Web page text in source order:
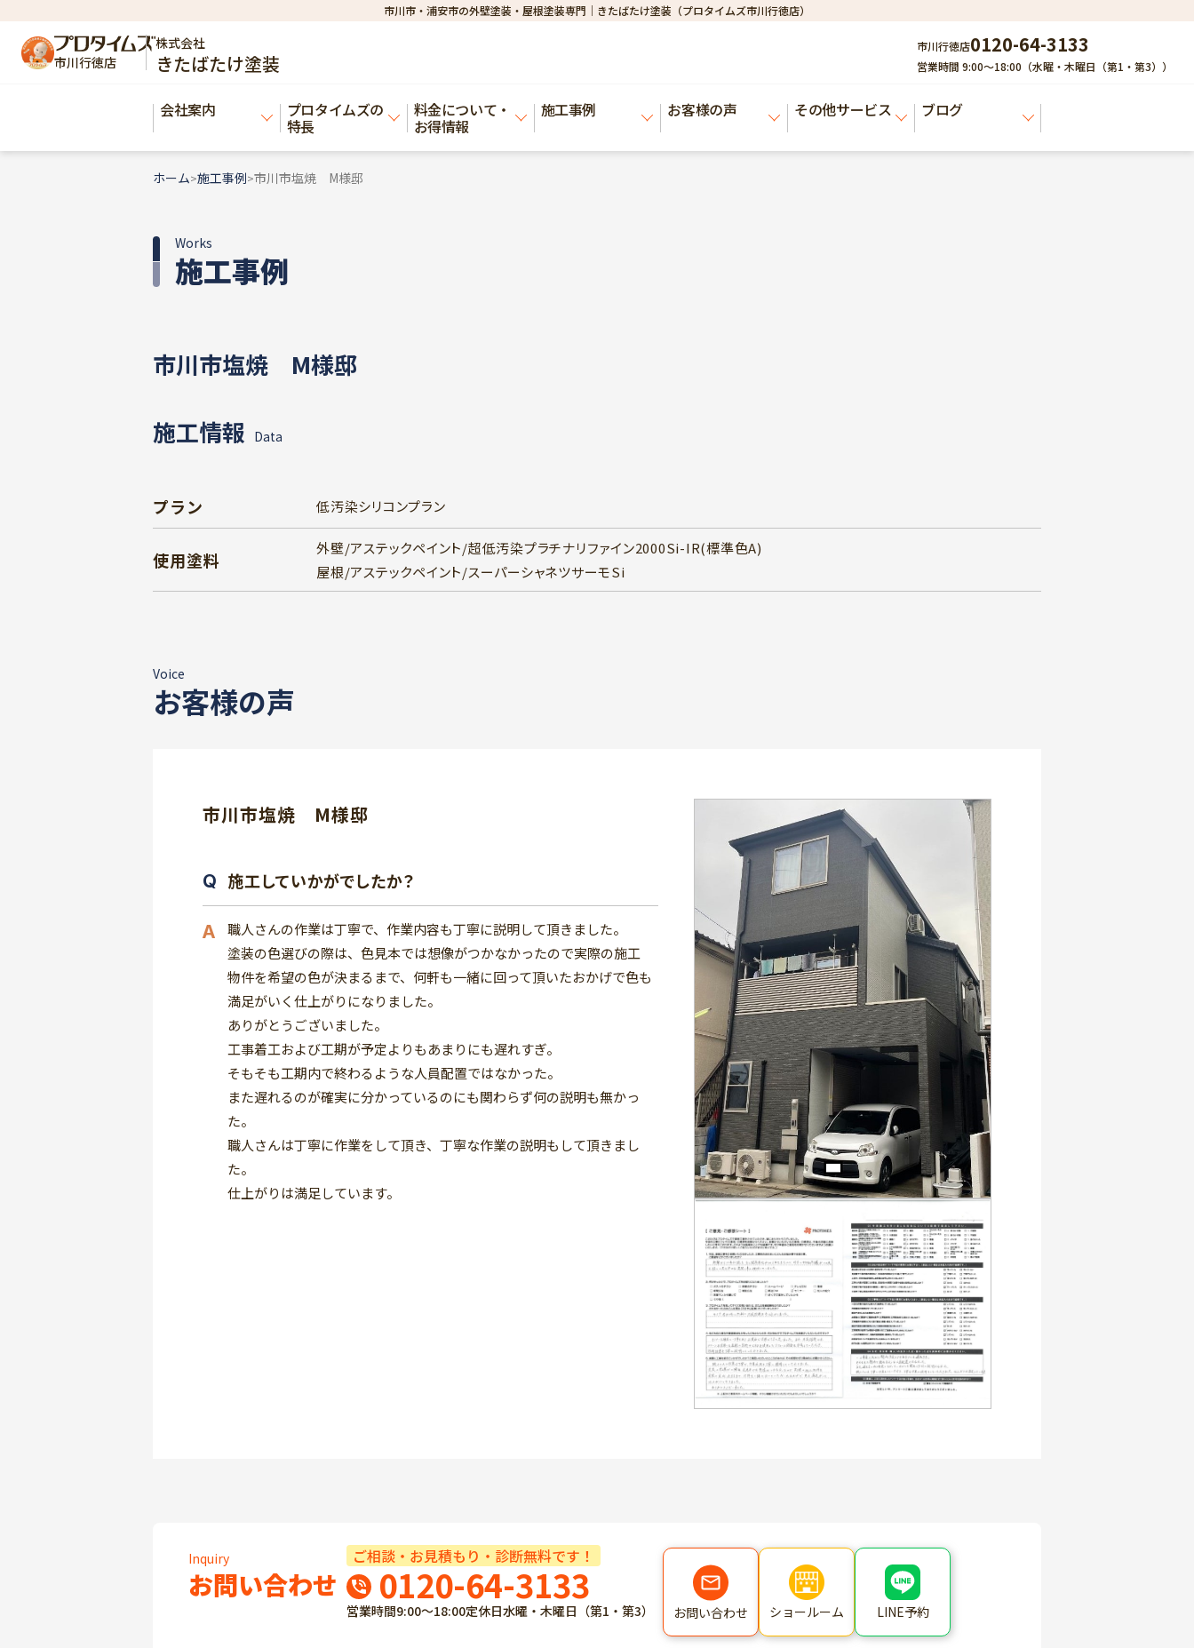
市川市・浦安市の外壁塗装・屋根塗装専門｜きたばたけ塗装（プロタイムズ市川行徳店）
市川行徳店
株式会社
きたばたけ塗装
市川行徳店0120-64-3133
営業時間 9:00～18:00（水曜・木曜日（第1・第3））
会社案内 プロタイムズの
特長
料金について・
お得情報
施工事例 お客様の声 その他サービス ブログ
ホーム>施工事例>市川市塩焼 M様邸
施工事例
Works
市川市塩焼 M様邸
施工情報 Data
プラン 低汚染シリコンプラン
使用塗料
外壁/アステックペイント/超低汚染プラチナリファイン2000Si-IR(標準色A)
屋根/アステックペイント/スーパーシャネツサーモSi
お客様の声
Voice
市川市塩焼 M様邸
施工していかがでしたか？
職人さんの作業は丁寧で、作業内容も丁寧に説明して頂きました。
塗装の色選びの際は、色見本では想像がつかなかったので実際の施工
物件を希望の色が決まるまで、何軒も一緒に回って頂いたおかげで色も
満足がいく仕上がりになりました。
ありがとうございました。
工事着工および工期が予定よりもあまりにも遅れすぎ。
そもそも工期内で終わるような人員配置ではなかった。
また遅れるのが確実に分かっているのにも関わらず何の説明も無かっ
た。
職人さんは丁寧に作業をして頂き、丁寧な作業の説明もして頂きまし
た。
仕上がりは満足しています。
お問い合わせ
Inquiry ご相談・お見積もり・診断無料です！
0120-64-3133
営業時間9:00～18:00定休日水曜・木曜日（第1・第3） お問い合わせ ショールーム LINE予約